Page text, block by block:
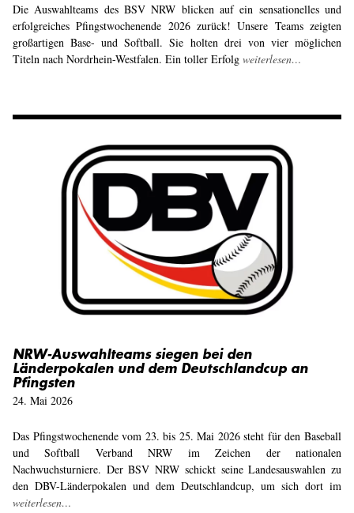
Die Auswahlteams des BSV NRW blicken auf ein sensationelles und
erfolgreiches Pfingstwochenende 2026 zurück! Unsere Teams zeigten
großartigen Base- und Softball. Sie holten drei von vier möglichen
Titeln nach Nordrhein-Westfalen. Ein toller Erfolg weiterlesen…
NRW-Auswahlteams siegen bei den
Länderpokalen und dem Deutschlandcup an
Pfingsten
24. Mai 2026
Das Pfingstwochenende vom 23. bis 25. Mai 2026 steht für den Baseball
und Softball Verband NRW im Zeichen der nationalen
Nachwuchsturniere. Der BSV NRW schickt seine Landesauswahlen zu
den DBV-Länderpokalen und dem Deutschlandcup, um sich dort im
weiterlesen…